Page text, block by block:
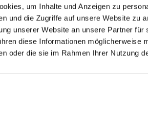
um Inhalte und Anzeigen zu
und die Zugriffe auf unsere Website zu
unserer Website an unsere Partner
diese Informationen möglicherweise
oder die sie im Rahmen Ihrer Nutzung
& alternierende Verfahren